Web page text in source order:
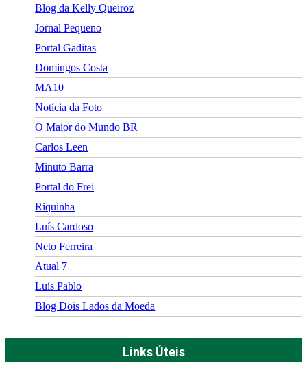
Blog da Kelly Queiroz
Jornal Pequeno
Portal Gaditas
Domingos Costa
MA10
Notícia da Foto
O Maior do Mundo BR
Carlos Leen
Minuto Barra
Portal do Frei
Riquinha
Luís Cardoso
Neto Ferreira
Atual 7
Luís Pablo
Blog Dois Lados da Moeda
Links Úteis